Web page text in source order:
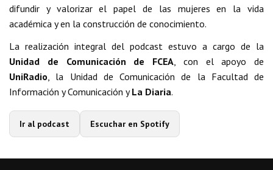
difundir y valorizar el papel de las mujeres en la vida
académica y en la construcción de conocimiento.
La realización integral del podcast estuvo a cargo de la
Unidad de Comunicación de FCEA , con el apoyo de
UniRadio , la Unidad de Comunicación de la Facultad de
Información y Comunicación yLa Diaria.
Ir al podcast Escuchar en Spotify